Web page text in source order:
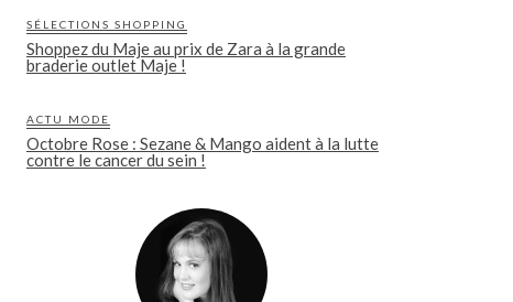
SÉLECTIONS SHOPPING
Shoppez du Maje au prix de Zara à la grande
braderie outlet Maje !
ACTU MODE
Octobre Rose : Sezane & Mango aident à la lutte
contre le cancer du sein !